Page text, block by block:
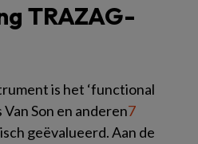
TRAZAG-
is het ‘functional
Son en anderen7
geëvalueerd. Aan de